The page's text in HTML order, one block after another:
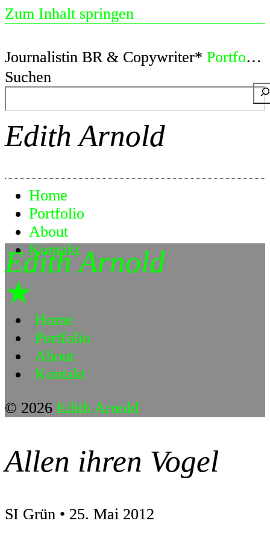
Zum Inhalt springen
Journalistin BR & Copywriter* Portfolio
Suchen
Edith Arnold
Home
Portfolio
About
Kontakt
★
Edith Arnold
Home
Portfolio
About
Kontakt
© 2026 Edith Arnold
Allen ihren Vogel
SI Grün • 25. Mai 2012